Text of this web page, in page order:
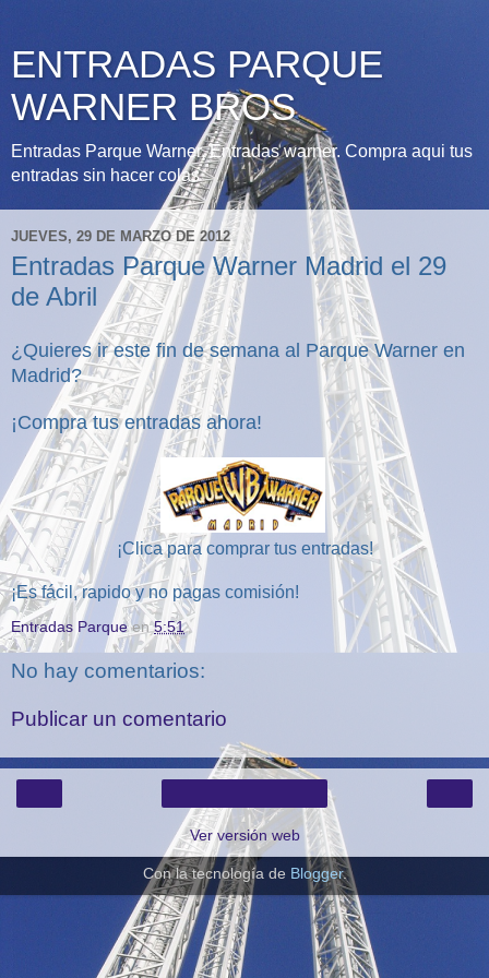
ENTRADAS PARQUE
WARNER BROS
Entradas Parque Warner, Entradas warner. Compra aqui tus
entradas sin hacer colas
JUEVES, 29 DE MARZO DE 2012
Entradas Parque Warner Madrid el 29
de Abril
¿Quieres ir este fin de semana al Parque Warner en
Madrid?
¡Compra tus entradas ahora!
¡Clica para comprar tus entradas!
¡Es fácil, rapido y no pagas comisión!
Entradas Parque en5:51
No hay comentarios:
Publicar un comentario
Ver versión web
Con la tecnología de Blogger.